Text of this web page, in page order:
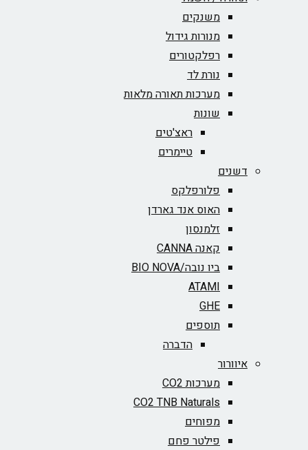
משנקים
מנורות גידול
רפלקטורים
נורת לד
מערכות תאורה מלאות
שונות
ראצ'טים
טיימרים
דשנים
פלורפלקס
האוס אנד גארדן
זלמנסון
קאנה CANNA
ביו נובה/BIO NOVA‏
ATAMI
GHE
תוספים
הדברה
איוורור
מערכות CO2
CO2 TNB Naturals
מפוחים
פילטר פחם